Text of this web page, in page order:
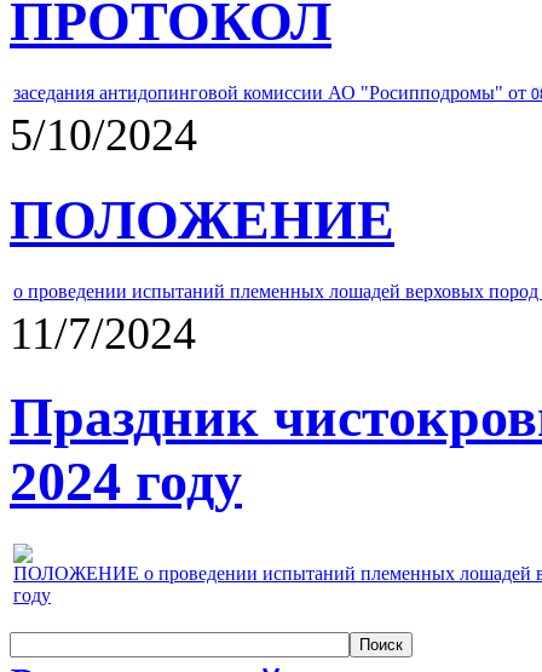
ПРОТОКОЛ
заседания антидопинговой комиссии АО "Росипподромы" от
5/10/2024
ПОЛОЖЕНИЕ
о проведении испытаний племенных лошадей верховых
11/7/2024
Праздник
2024 году
ПОЛОЖЕНИЕ о проведении испытаний племенных лошадей
году